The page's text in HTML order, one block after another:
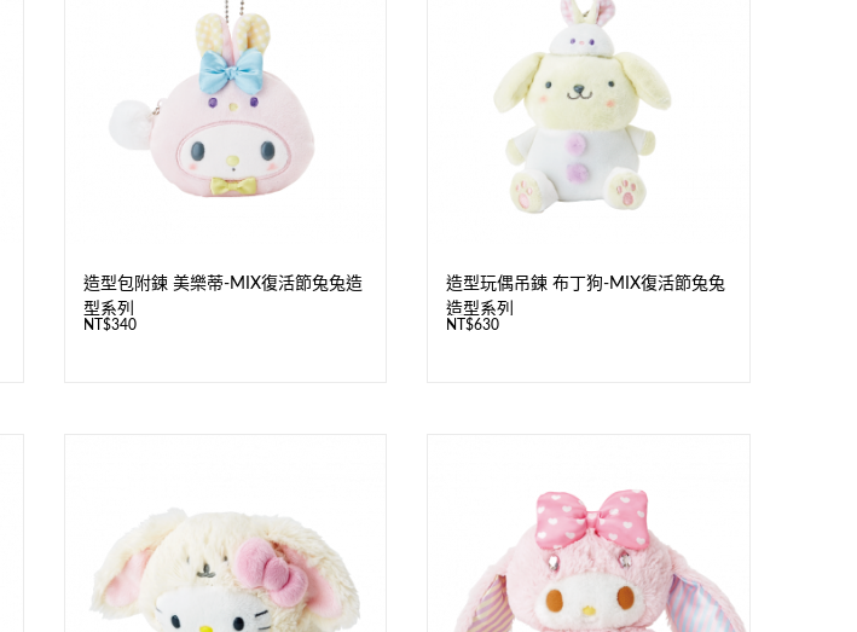
造型包附鍊 美樂蒂-MIX復活節兔兔造
型系列
NT$340
造型玩偶吊鍊 布丁狗-MIX復活節兔兔
造型系列
NT$630